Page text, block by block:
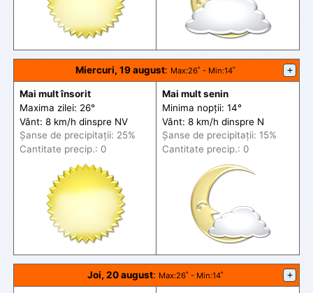
Miercuri, 19 august: Max:26˚ - Min:14˚ +
Mai mult însorit
Maxima zilei: 26°
Vânt: 8 km/h dinspre NV
Șanse de precipitații: 25%
Cantitate precip.: 0
Mai mult senin
Minima nopții: 14°
Vânt: 8 km/h dinspre N
Șanse de precipitații: 15%
Cantitate precip.: 0
Joi, 20 august: Max:26˚ - Min:14˚ +